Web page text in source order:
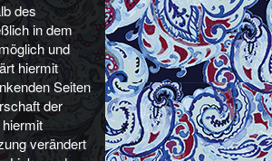
des
in dem
und
hiermit
Seiten
der
verändert